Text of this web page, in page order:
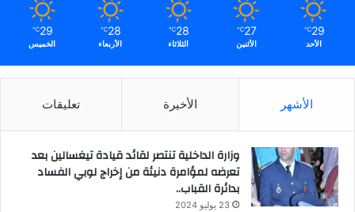
29
℃
الأحد
27
℃
الأثنين
28
℃
الثلاثاء
28
℃
الأربعاء
29
℃
الخميس
الأشهر الأخيرة تعليقات
وزارة الداخلية تنتصر لقائد قيادة تيغسالين بعد
تعرضه لمؤامرة دنيئة من إخراج لوبي الفساد
بدائرة القباب..
23 يوليو 2024